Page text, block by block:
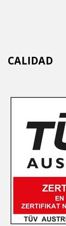
CALIDAD